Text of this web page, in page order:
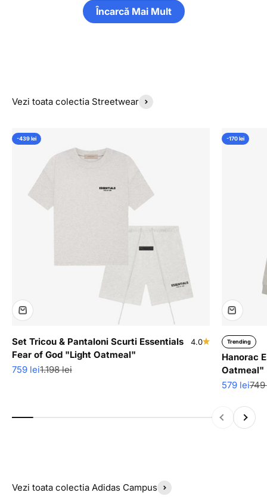
Încarcă Mai Mult
Vezi toata colectia Streetwear
-439 lei
Set Tricou & Pantaloni Scurti Essentials
Fear of God "Light Oatmeal"
4.0
Pret redus
759 leiPret normal
1.198 lei
-170 lei
Trending
Hanorac
Oatmeal"
Pret redus
579 lei
InapoiInainte
Vezi toata colectia Adidas Campus